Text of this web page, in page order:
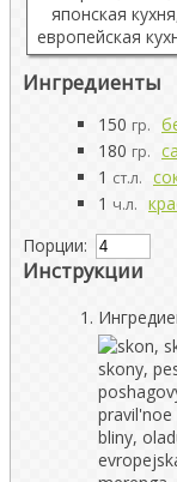
Ингредиенты
150 гр.
180 гр.
1 ст.л.
1 ч.л.
Порции:
Инструкции